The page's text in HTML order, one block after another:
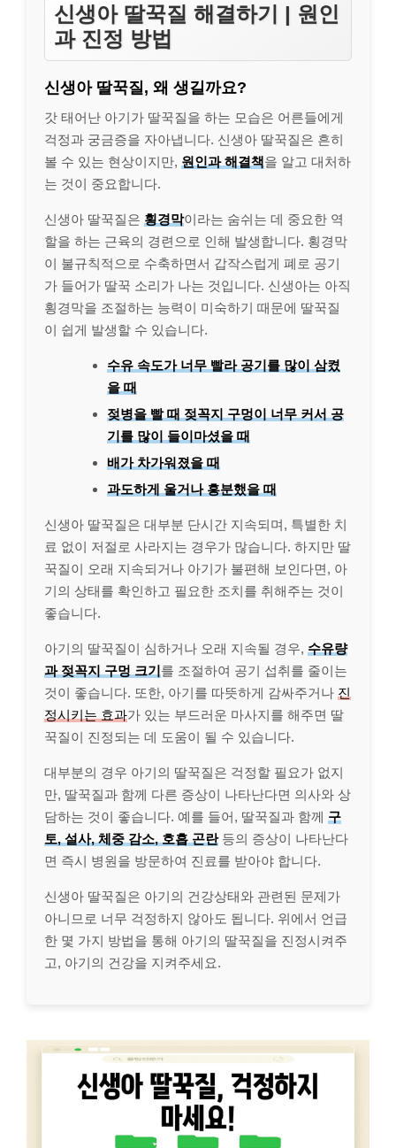
신생아 딸꾹질 해결하기 | 원인
과 진정 방법
신생아 딸꾹질, 왜 생길까요?
갓 태어난 아기가 딸꾹질을 하는 모습은 어른들에게
걱정과 궁금증을 자아냅니다. 신생아 딸꾹질은 흔히
볼 수 있는 현상이지만, 원인과 해결책을 알고 대처하
는 것이 중요합니다.
신생아 딸꾹질은 횡경막이라는 숨쉬는 데 중요한 역
할을 하는 근육의 경련으로 인해 발생합니다. 횡경막
이 불규칙적으로 수축하면서 갑작스럽게 폐로 공기
가 들어가 딸꾹 소리가 나는 것입니다. 신생아는 아직
횡경막을 조절하는 능력이 미숙하기 때문에 딸꾹질
이 쉽게 발생할 수 있습니다.
수유 속도가 너무 빨라 공기를 많이 삼켰
을 때
젖병을 빨 때 젖꼭지 구멍이 너무 커서 공
기를 많이 들이마셨을 때
배가 차가워졌을 때
과도하게 울거나 흥분했을 때
신생아 딸꾹질은 대부분 단시간 지속되며, 특별한 치
료 없이 저절로 사라지는 경우가 많습니다. 하지만 딸
꾹질이 오래 지속되거나 아기가 불편해 보인다면, 아
기의 상태를 확인하고 필요한 조치를 취해주는 것이
좋습니다.
아기의 딸꾹질이 심하거나 오래 지속될 경우, 수유량
과 젖꼭지 구멍 크기를 조절하여 공기 섭취를 줄이는
것이 좋습니다. 또한, 아기를 따뜻하게 감싸주거나 진
정시키는 효과가 있는 부드러운 마사지를 해주면 딸
꾹질이 진정되는 데 도움이 될 수 있습니다.
대부분의 경우 아기의 딸꾹질은 걱정할 필요가 없지
만, 딸꾹질과 함께 다른 증상이 나타난다면 의사와 상
담하는 것이 좋습니다. 예를 들어, 딸꾹질과 함께 구
토, 설사, 체중 감소, 호흡 곤란등의 증상이 나타난다
면 즉시 병원을 방문하여 진료를 받아야 합니다.
신생아 딸꾹질은 아기의 건강상태와 관련된 문제가
아니므로 너무 걱정하지 않아도 됩니다. 위에서 언급
한 몇 가지 방법을 통해 아기의 딸꾹질을 진정시켜주
고, 아기의 건강을 지켜주세요.